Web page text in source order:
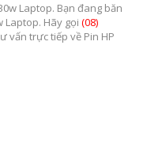
Laptop. Bạn đang băn
Laptop. Hãy gọi (08)
vấn trực tiếp về Pin HP